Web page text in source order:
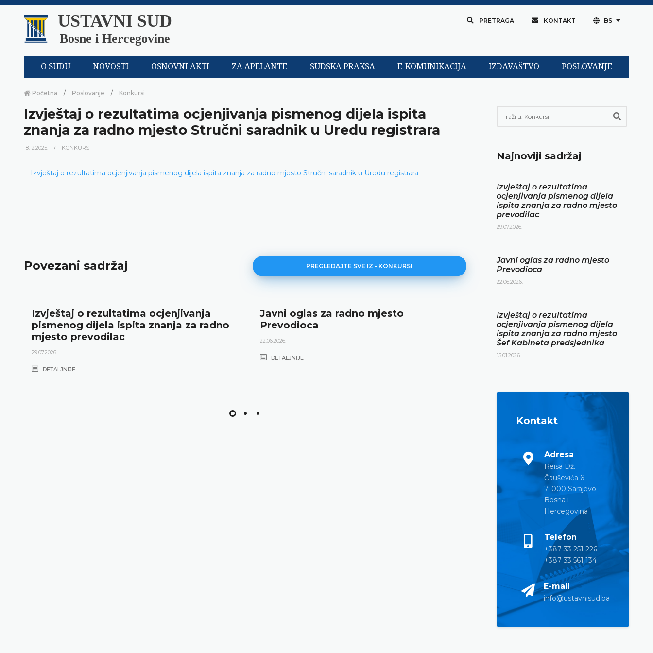
USTAVNI SUD
Bosne i Hercegovine
PRETRAGA KONTAKT BS
O SUDU NOVOSTI OSNOVNI AKTI ZA APELANTE SUDSKA PRAKSA E-KOMUNIKACIJA IZDAVAŠTVO POSLOVANJE
Početna Poslovanje Konkursi
Izvještaj o rezultatima ocjenjivanja pismenog dijela ispita
znanja za radno mjesto Stručni saradnik u Uredu registrara
18.12.2025. KONKURSI
Izvještaj o rezultatima ocjenjivanja pismenog dijela ispita znanja za radno mjesto Stručni saradnik u Uredu registrara
Povezani sadržaj PREGLEDAJTE SVE IZ - KONKURSI
Izvještaj o rezultatima ocjenjivanja
pismenog dijela ispita znanja za radno
mjesto prevodilac
29.07.2026.
DETALJNIJE
Javni oglas za radno mjesto
Prevodioca
22.06.2026.
DETALJNIJE
Izvještaj o rezultatima
pismenog dijela ispita znanja
mjesto Šef Kabineta
15.01.2026.
Najnoviji sadržaj
Izvještaj o rezultatima
ocjenjivanja pismenog dijela
ispita znanja za radno mjesto
prevodilac
29.07.2026.
Javni oglas za radno mjesto
Prevodioca
22.06.2026.
Izvještaj o rezultatima
ocjenjivanja pismenog dijela
ispita znanja za radno mjesto
Šef Kabineta predsjednika
15.01.2026.
Kontakt
Adresa
Reisa Dž.
Čauševića 6
71000 Sarajevo
Bosna i
Hercegovina
Telefon
+387 33 251 226
+387 33 561 134
E-mail
info@ustavnisud.ba